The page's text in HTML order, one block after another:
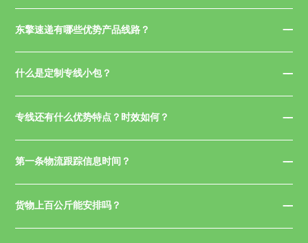
东擎速递有哪些优势产品线路？
什么是定制专线小包？
专线还有什么优势特点？时效如何？
第一条物流跟踪信息时间？
货物上百公斤能安排吗？